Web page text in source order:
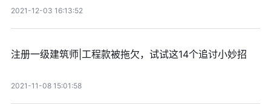
2021-12-03 16:13:52
注册一级建筑师|工程款被拖欠，试试这14个追讨小妙招
2021-11-08 15:01:58